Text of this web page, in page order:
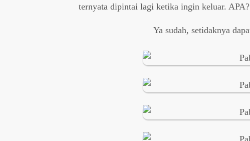
ternyata dipintai lagi ketika ingin keluar.
Ya sudah, setidaknya